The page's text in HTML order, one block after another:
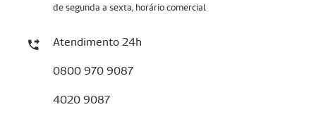
de segunda a sexta, horário comercial
Atendimento 24h
0800 970 9087
4020 9087